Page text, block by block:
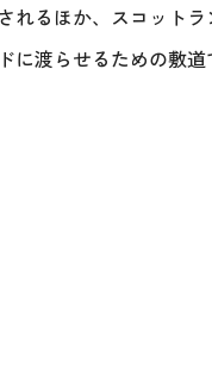
れるほか、スコット
渡らせるための敷